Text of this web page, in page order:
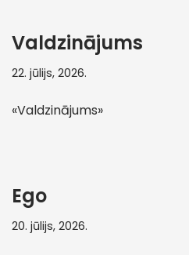
Valdzinājums
22. jūlijs, 2026.
«Valdzinājums»
Ego
20. jūlijs, 2026.